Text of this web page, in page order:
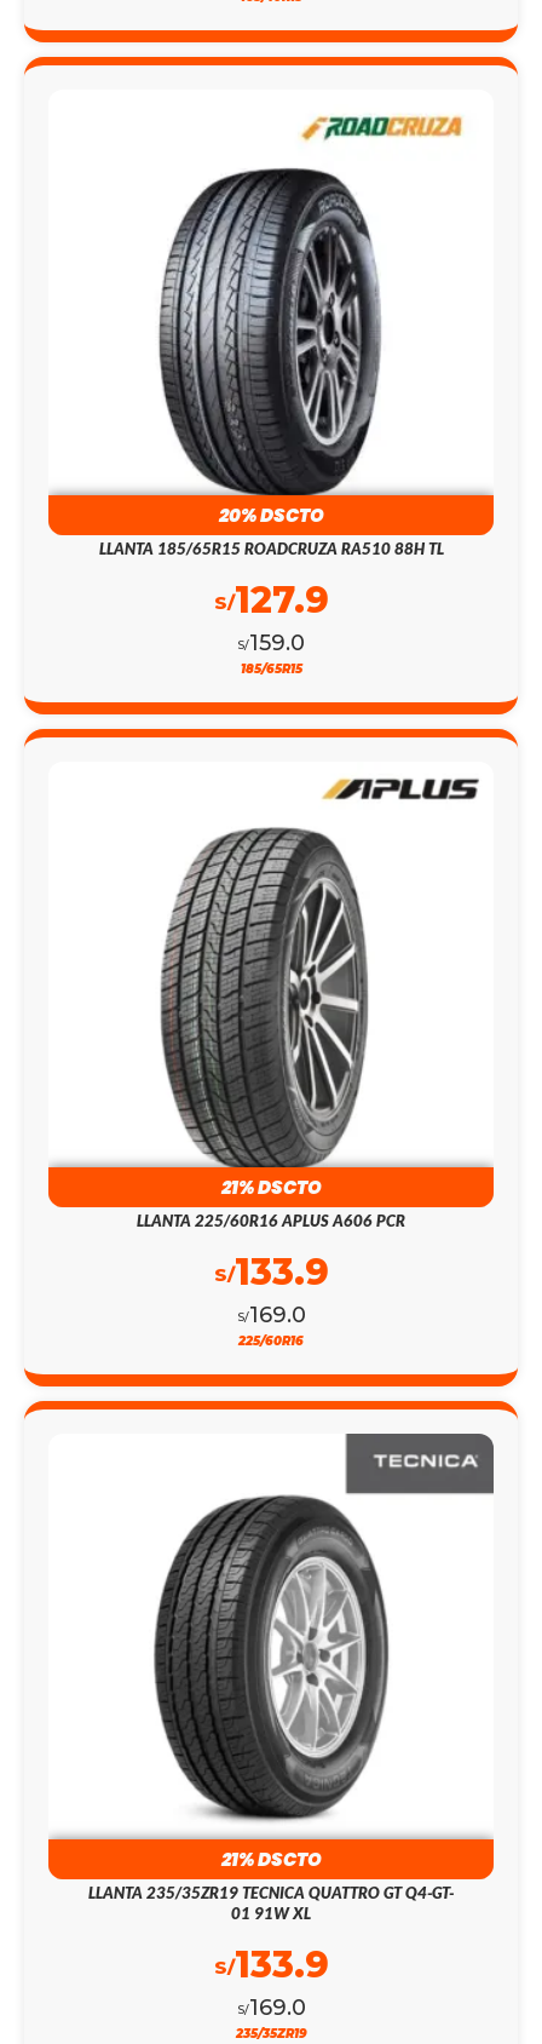
20% DSCTO
LLANTA 185/65R15 ROADCRUZA RA510 88H TL
S/159.0
S/127.9
185/65R15
21% DSCTO
LLANTA 225/60R16 APLUS A606 PCR
S/169.0
S/133.9
225/60R16
21% DSCTO
LLANTA 235/35ZR19 TECNICA QUATTRO GT Q4-GT-
01 91W XL
S/169.0
S/133.9
235/35ZR19